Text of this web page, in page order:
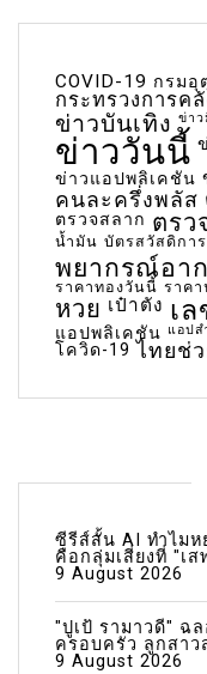
COVID-19 กรมอุ
กระทรวงการคลั
ข่าวบันเทิง ข่าว
ข่าววันนี้
ข่าวแอปพลิเคชัน
คนละครึ่งพลัส
ตรวจสลาก ตรว
น้ำมัน บัตรสวัสดิกา
พยากรณ์อา
ราคาทองวันนี้ ราค
หวย เป๋าตัง เ
แอปพลิเคชัน แอปส
โควิด-19 ไทยช่
ซีรีส์สั้น AI ทำไมห
คือกลุ่มเสี่ยงที่ "เ
9 August 2026
"ปูเป้ รามาวดี" ฉ
ครอบครัว ลูกสาว
9 August 2026